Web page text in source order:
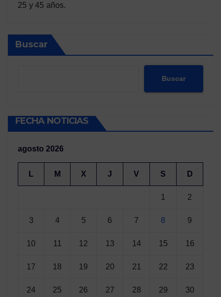
25 y 45 años.
Buscar
Buscar
FECHA NOTICIAS
agosto 2026
L M X J V S D
1 2
3 4 5 6 7 8 9
10 11 12 13 14 15 16
17 18 19 20 21 22 23
24 25 26 27 28 29 30